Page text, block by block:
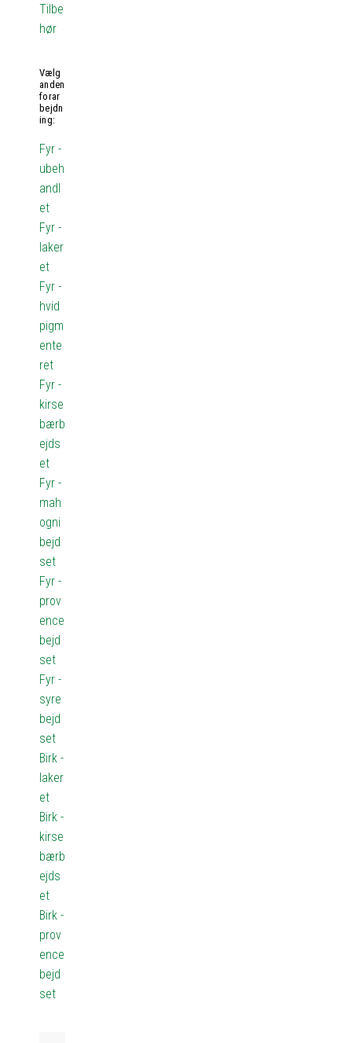
Tilbe
hør
Vælg
anden
forar
bejdn
ing:
Fyr -
ubeh
andl
et
Fyr -
laker
et
Fyr -
hvid
pigm
ente
ret
Fyr -
kirse
bærb
ejds
et
Fyr -
mah
ogni
bejd
set
Fyr -
prov
ence
bejd
set
Fyr -
syre
bejd
set
Birk -
laker
et
Birk -
kirse
bærb
ejds
et
Birk -
prov
ence
bejd
set